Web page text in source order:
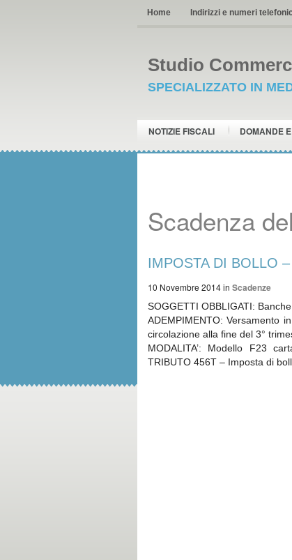
Home Indirizzi e numeri
Studio
SPECIALIZZATO IN
NOTIZIE FISCALI DOMANDE
Scadenza
IMPOSTA DI BOLLO
10 Novembre 2014in Scadenze
SOGGETTI OBBLIGATI:
ADEMPIMENTO: Versamento
circolazione alla fine del 3°
MODALITA’: Modello F23
TRIBUTO 456T – Imposta di